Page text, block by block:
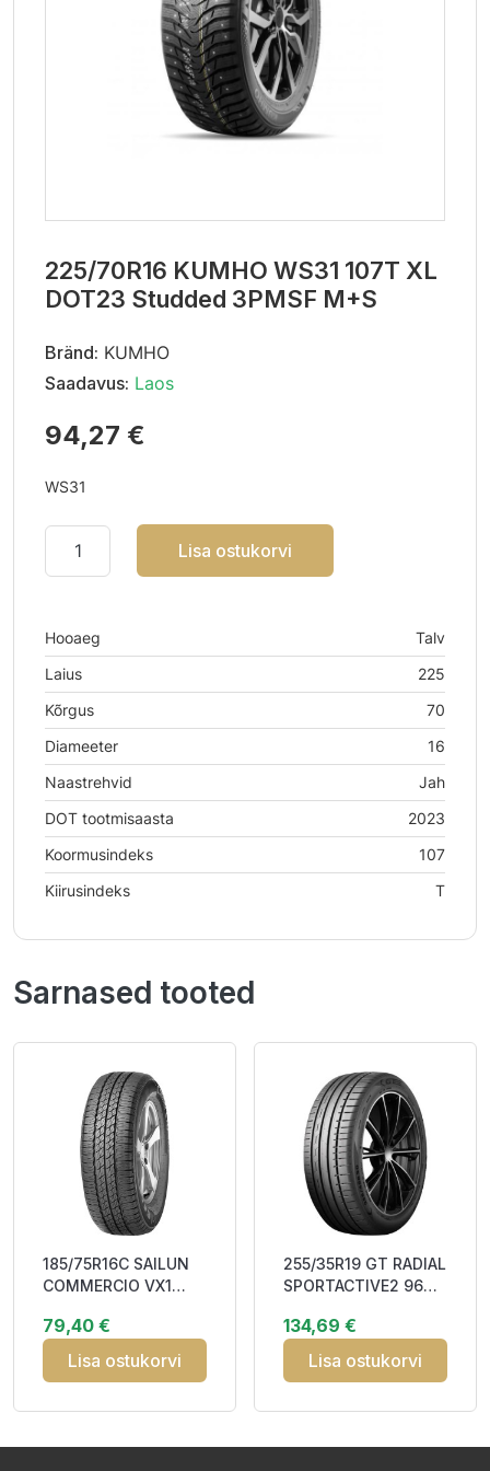
225/70R16 KUMHO WS31 107T XL
DOT23 Studded 3PMSF M+S
Bränd: KUMHO
Saadavus: Laos
94,27 €
WS31
Lisa ostukorvi
Hooaeg
Talv
Laius
225
Kõrgus
70
Diameeter
16
Naastrehvid
Jah
DOT tootmisaasta
2023
Koormusindeks
107
Kiirusindeks
T
Sarnased tooted
185/75R16C SAILUN
COMMERCIO VX1
79,40 €
Lisa ostukorvi
255/35R19 GT RADIAL
SPORTACTIVE2 96Y
134,69 €
Lisa ostukorvi